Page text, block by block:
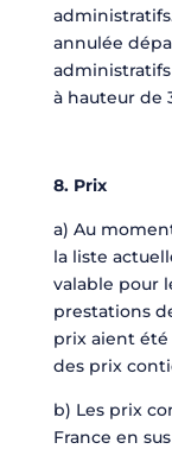
annulée
à hauteur de
8. Prix
a) Au
la liste
valable pour
prestations
prix aient
des prix
b) Les prix
France en